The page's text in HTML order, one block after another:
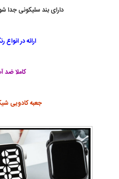
دارای بند سلیکونی جدا
ارائه در انواع
کاملا ضد
جعبه کادویی